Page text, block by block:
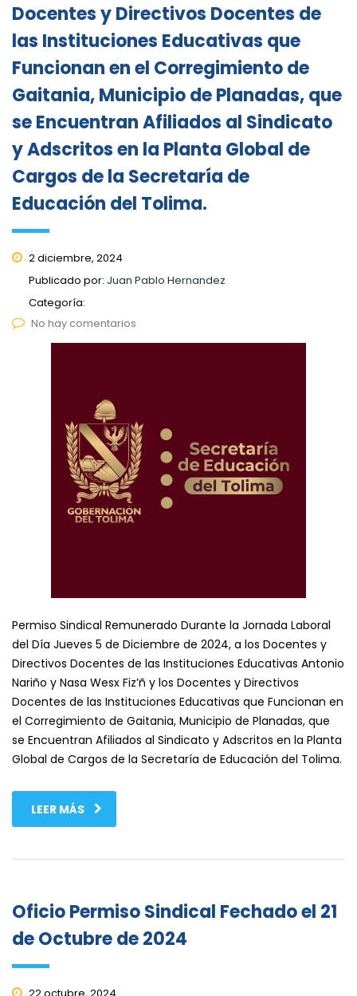
Docentes y Directivos Docentes de
las Instituciones Educativas que
Funcionan en el Corregimiento de
Gaitania, Municipio de Planadas, que
se Encuentran Afiliados al Sindicato
y Adscritos en la Planta Global de
Cargos de la Secretaría de
Educación del Tolima.
2 diciembre, 2024
Publicado por: Juan Pablo Hernandez
Categoría:
No hay comentarios
Permiso Sindical Remunerado Durante la Jornada Laboral
del Día Jueves 5 de Diciembre de 2024, a los Docentes y
Directivos Docentes de las Instituciones Educativas Antonio
Nariño y Nasa Wesx Fiz’ñ y los Docentes y Directivos
Docentes de las Instituciones Educativas que Funcionan en
el Corregimiento de Gaitania, Municipio de Planadas, que
se Encuentran Afiliados al Sindicato y Adscritos en la Planta
Global de Cargos de la Secretaría de Educación del Tolima.
LEER MÁS
Oficio Permiso Sindical Fechado el 21
de Octubre de 2024